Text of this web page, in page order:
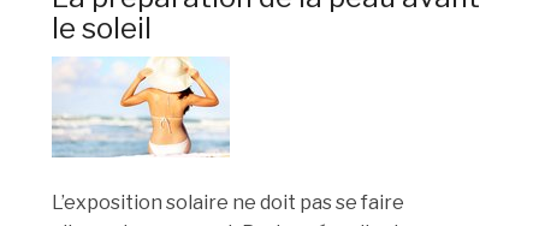
le soleil
L’exposition solaire ne doit pas se faire